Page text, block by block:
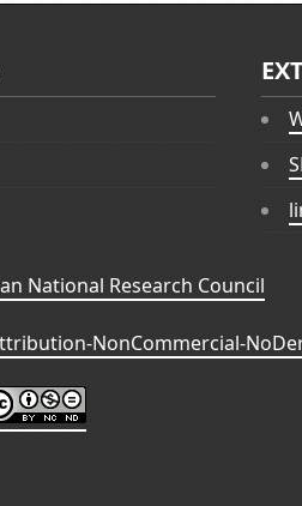
National Research Council
NonCommercial-